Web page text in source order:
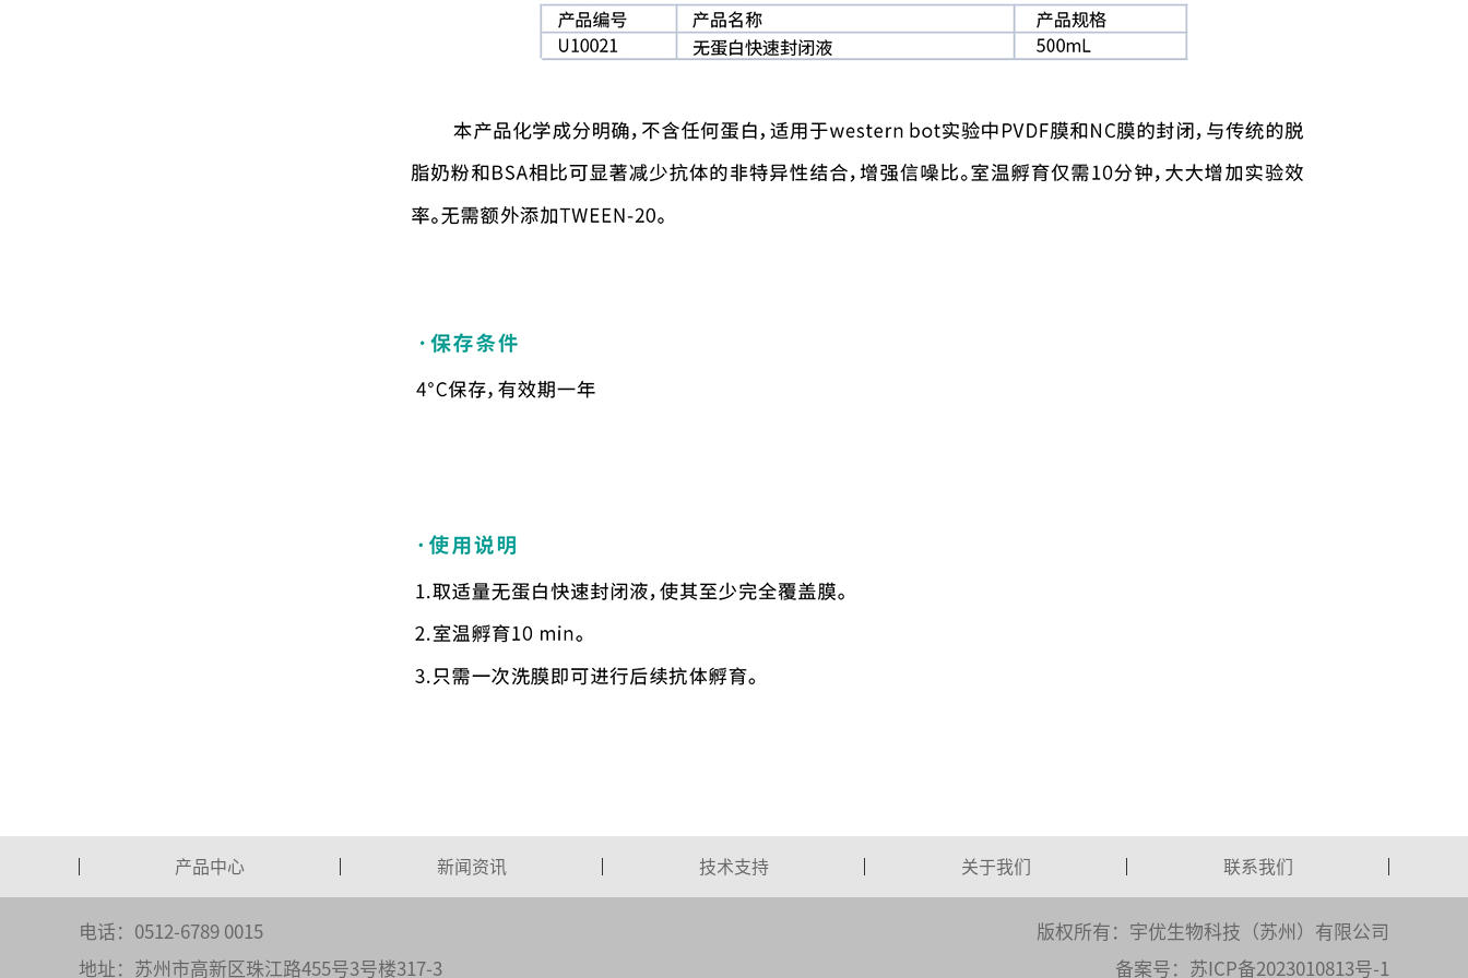
产品中心 新闻资讯 技术支持 关于我们 联系我们
电话：0512-6789 0015
地址：苏州市高新区珠江路455号3号楼317-3
版权所有：宇优生物科技（苏州）有限公司
备案号： 苏ICP备2023010813号-1